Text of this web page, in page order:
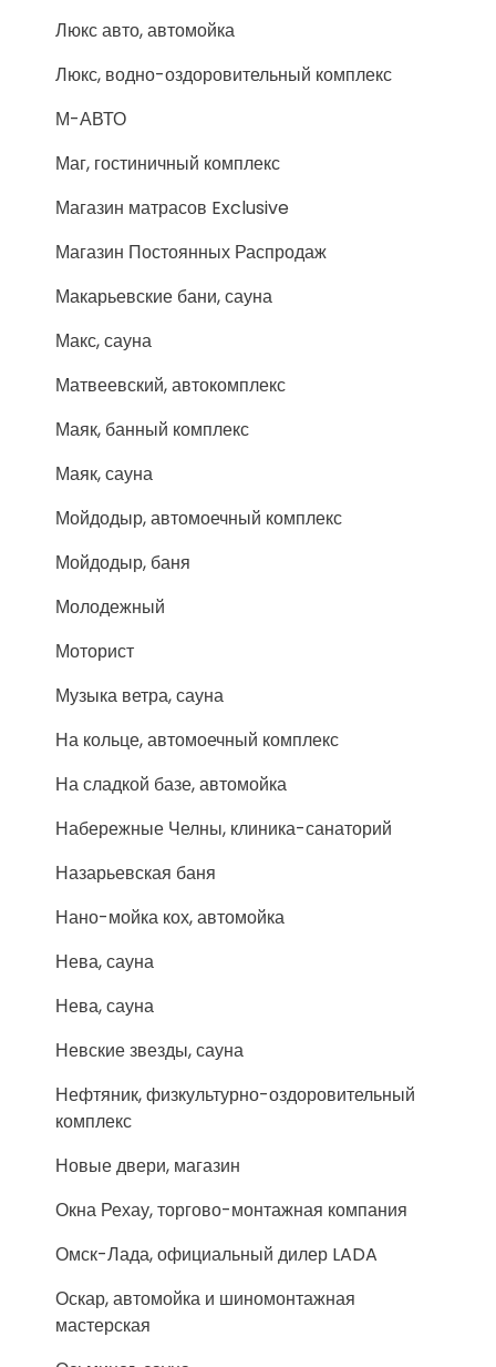
Люкс авто, автомойка
Люкс, водно-оздоровительный комплекс
М-АВТО
Маг, гостиничный комплекс
Магазин матрасов Exclusive
Магазин Постоянных Распродаж
Макарьевские бани, сауна
Макс, сауна
Матвеевский, автокомплекс
Маяк, банный комплекс
Маяк, сауна
Мойдодыр, автомоечный комплекс
Мойдодыр, баня
Молодежный
Моторист
Музыка ветра, сауна
На кольце, автомоечный комплекс
На сладкой базе, автомойка
Набережные Челны, клиника-санаторий
Назарьевская баня
Нано-мойка кох, автомойка
Нева, сауна
Нева, сауна
Невские звезды, сауна
Нефтяник, физкультурно-оздоровительный
комплекс
Новые двери, магазин
Окна Рехау, торгово-монтажная компания
Омск-Лада, официальный дилер LADA
Оскар, автомойка и шиномонтажная
мастерская